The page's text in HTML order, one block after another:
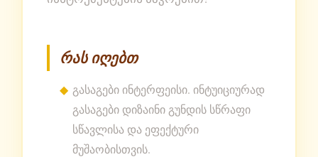
რას იღებთ
გასაგები ინტერფეისი. ინტუიციურად
გასაგები დიზაინი გუნდის სწრაფი
სწავლისა და ეფექტური
მუშაობისთვის.